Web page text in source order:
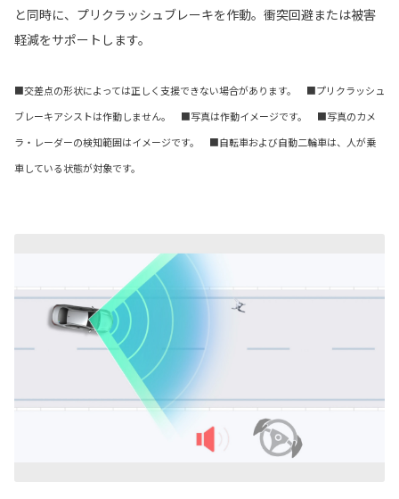
と同時に、プリクラッシュブレーキを作動。衝突回避または被害
軽減をサポートします。
■交差点の形状によっては正しく支援できない場合があります。 ■プリクラッシュ
ブレーキアシストは作動しません。 ■写真は作動イメージです。 ■写真のカメ
ラ・レーダーの検知範囲はイメージです。 ■自転車および自動二輪車は、人が乗
車している状態が対象です。